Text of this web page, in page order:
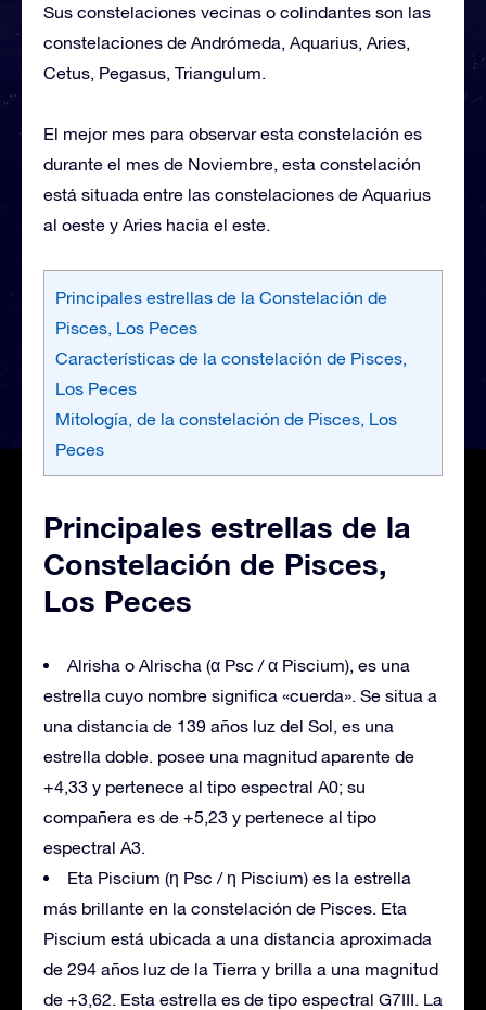
Sus constelaciones vecinas o colindantes son las
constelaciones de Andrómeda, Aquarius, Aries,
Cetus, Pegasus, Triangulum.
El mejor mes para observar esta constelación es
durante el mes de Noviembre, esta constelación
está situada entre las constelaciones de Aquarius
al oeste y Aries hacia el este.
Principales estrellas de la Constelación de
Pisces, Los Peces
Características de la constelación de Pisces,
Los Peces
Mitología, de la constelación de Pisces, Los
Peces
Principales estrellas de la
Constelación de Pisces,
Los Peces
Alrisha o Alrischa (α Psc / α Piscium), es una
estrella cuyo nombre significa «cuerda». Se situa a
una distancia de 139 años luz del Sol, es una
estrella doble. posee una magnitud aparente de
+4,33 y pertenece al tipo espectral A0; su
compañera es de +5,23 y pertenece al tipo
espectral A3.
Eta Piscium (η Psc / η Piscium) es la estrella
más brillante en la constelación de Pisces. Eta
Piscium está ubicada a una distancia aproximada
de 294 años luz de la Tierra y brilla a una magnitud
de +3,62. Esta estrella es de tipo espectral G7III. La